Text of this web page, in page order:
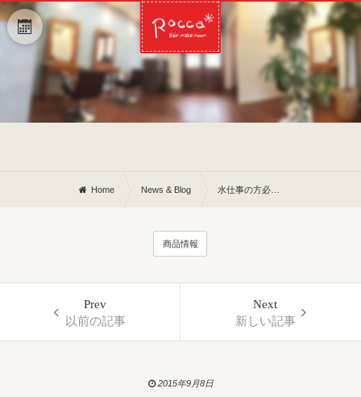
Home News & Blog 水仕事の方必見アイテム優れものシリーズです
商品情報
Prev
以前の記事
Next
新しい記事
2015年9月8日